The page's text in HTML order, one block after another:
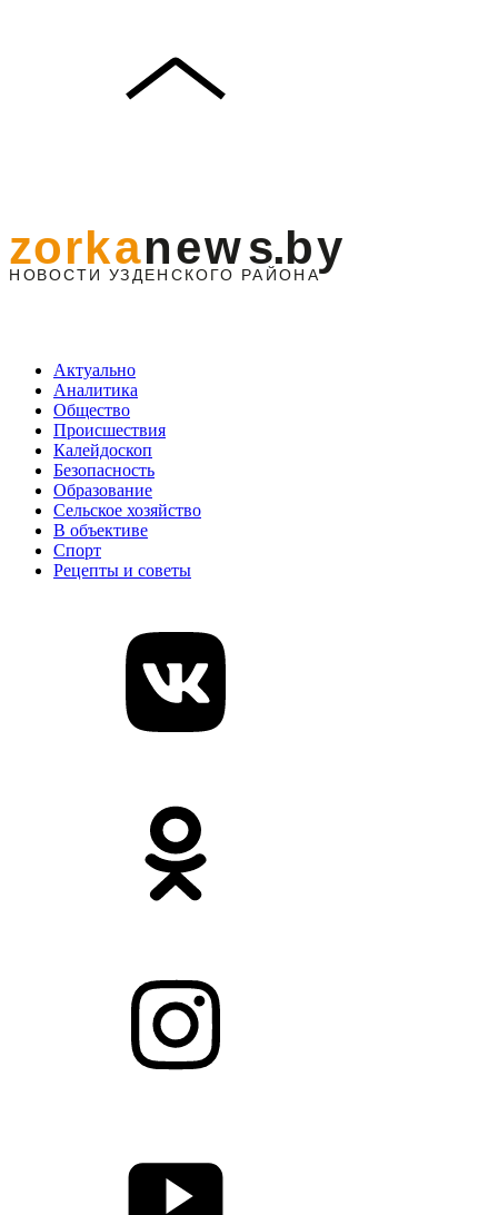
Актуально
Аналитика
Общество
Происшествия
Калейдоскоп
Безопасность
Образование
Сельское хозяйство
В объективе
Спорт
Рецепты и советы